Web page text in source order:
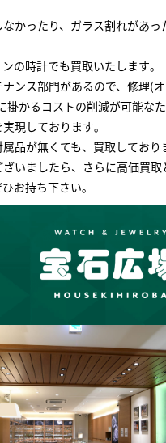
かったり、ガラス割れがあっ
の時計でも買取いたします｡
ンス部門があるので、修理(
掛かるコストの削減が可能な
現しております｡
品が無くても、買取しており
いましたら、さらに高価買取
お持ち下さい｡